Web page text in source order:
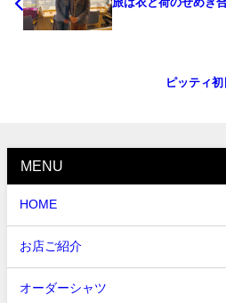
ピッティ
MENU
HOME
お店ご紹介
オーダーシャツ